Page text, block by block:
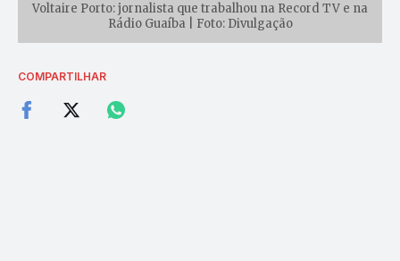
Voltaire Porto: jornalista que trabalhou na Record TV e na
Rádio Guaíba | Foto: Divulgação
COMPARTILHAR